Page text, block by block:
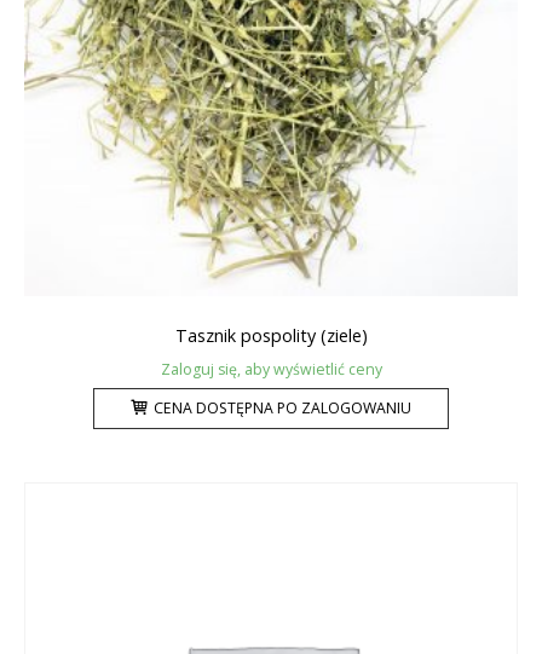
Tasznik pospolity (ziele)
Zaloguj się, aby wyświetlić ceny
CENA DOSTĘPNA PO ZALOGOWANIU